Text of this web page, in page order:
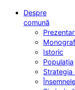
Despre
comună
Istoric
Populația